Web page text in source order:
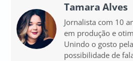
Tamara Alves
Jornalista com 10
em produção e
Unindo o gosto
possibilidade de